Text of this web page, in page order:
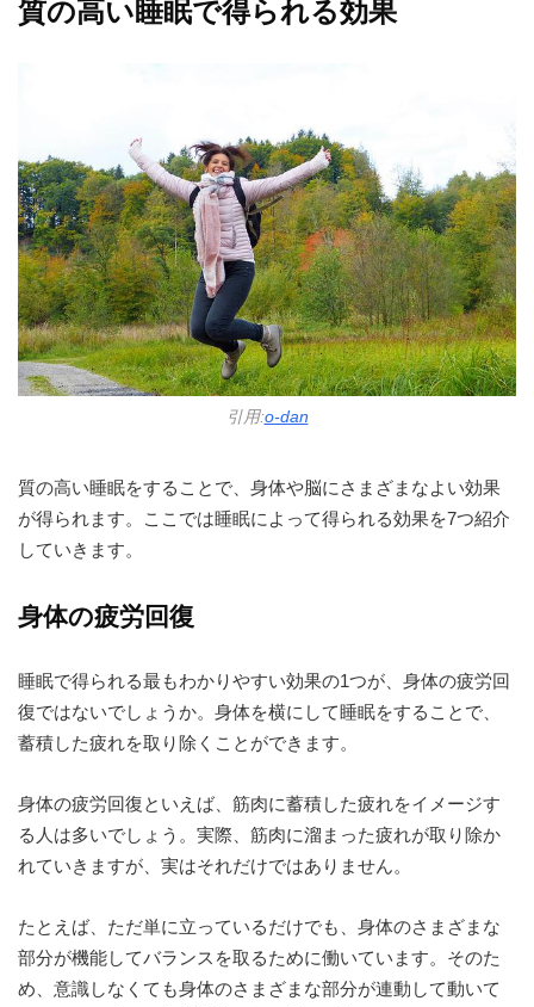
質の高い睡眠で得られる効果
引用:o-dan
質の高い睡眠をすることで、身体や脳にさまざまなよい効果
が得られます。ここでは睡眠によって得られる効果を7つ紹介
していきます。
身体の疲労回復
睡眠で得られる最もわかりやすい効果の1つが、身体の疲労回
復ではないでしょうか。身体を横にして睡眠をすることで、
蓄積した疲れを取り除くことができます。
身体の疲労回復といえば、筋肉に蓄積した疲れをイメージす
る人は多いでしょう。実際、筋肉に溜まった疲れが取り除か
れていきますが、実はそれだけではありません。
たとえば、ただ単に立っているだけでも、身体のさまざまな
部分が機能してバランスを取るために働いています。そのた
め、意識しなくても身体のさまざまな部分が連動して動いて